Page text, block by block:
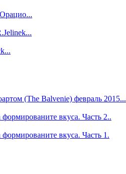
(The Balvenie) февраль 2015...
вкуса. Часть 2..
вкуса. Часть 1.